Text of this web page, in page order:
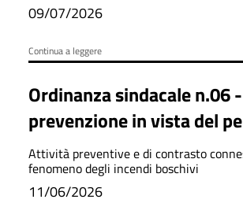
09/07/2026
Continua a leggere
Ordinanza sindacale n.06
prevenzione in vista del
massima pericolosità per
boschivi
Attività preventive e di contrasto
fenomeno degli incendi boschivi
11/06/2026